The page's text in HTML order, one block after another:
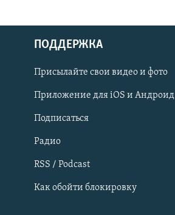
Українською
Qırımtatar
ПРИСОЕДИНЯЙТЕСЬ!
ПОДДЕРЖКА
Присылайте свои видео и фото
Приложение для iOS и Андроид
Подписаться
Радио
RSS / Podcast
Как обойти блокировку